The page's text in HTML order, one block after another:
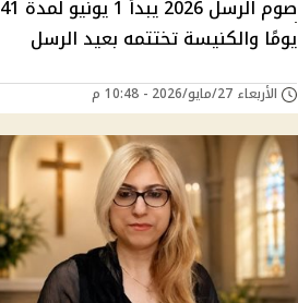
صوم الرسل 2026 يبدأ 1 يونيو لمدة 41
يومًا والكنيسة تختتمه بعيد الرسل
الأربعاء 27/مايو/2026 - 10:48 م